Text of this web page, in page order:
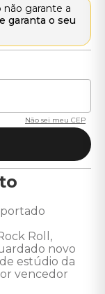
garante a
garanta o seu
Não sei meu CEP
Roll,
novo
estúdio da
vencedor